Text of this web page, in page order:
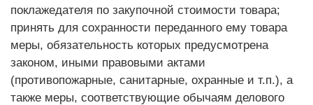
поклажедателя по закупочной стоимости товара;
принять для сохранности переданного ему товара
меры, обязательность которых предусмотрена
законом, иными правовыми актами
(противопожарные, санитарные, охранные и т.п.), а
также меры, соответствующие обычаям делового